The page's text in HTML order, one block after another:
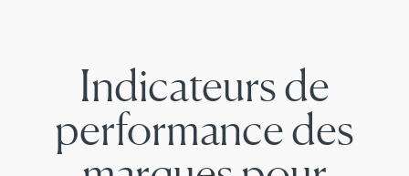
Indicateurs de
performance des